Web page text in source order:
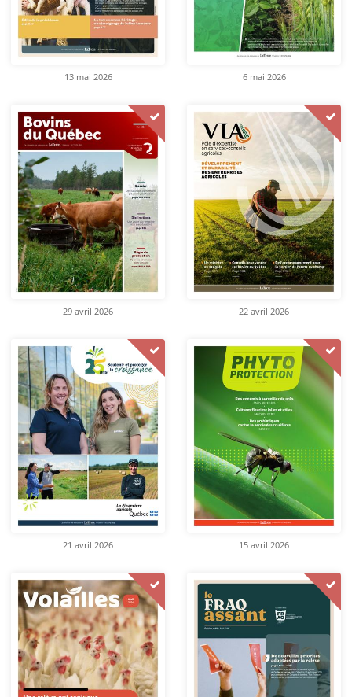
13 mai 2026 6 mai 2026
29 avril 2026 22 avril 2026
21 avril 2026 15 avril 2026